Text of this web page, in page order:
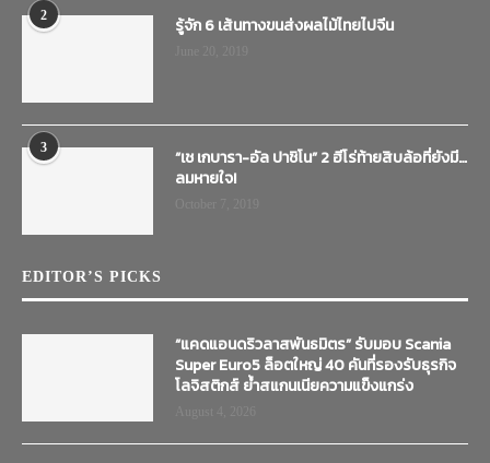
2 รู้จัก 6 เส้นทางขนส่งผลไม้ไทยไปจีน
3
“เช เกบารา-อัล ปาชิโน” 2 ฮีโร่ท้ายสิบล้อที่ยังมี…
ลมหายใจ!
EDITOR’S PICKS
“แคดแอนดริวลาสพันธมิตร” รับมอบ Scania
Super Euro5 ล็อตใหญ่ 40 คันที่รองรับธุรกิจ
โลจิสติกส์ ย้ำสแกนเนียความแข็งแกร่ง